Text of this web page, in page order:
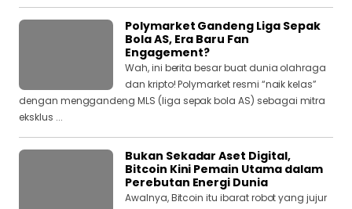
Polymarket Gandeng Liga Sepak
Bola AS, Era Baru Fan
Engagement?
Wah, ini berita besar buat dunia olahraga
dan kripto! Polymarket resmi “naik kelas”
dengan menggandeng MLS (liga sepak bola AS) sebagai mitra
eksklus ...
Bukan Sekadar Aset Digital,
Bitcoin Kini Pemain Utama dalam
Perebutan Energi Dunia
Awalnya, Bitcoin itu ibarat robot yang jujur